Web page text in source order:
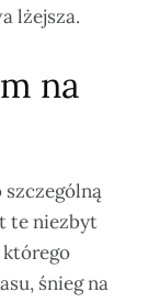
lżejsza.
na
te niezbyt
śnieg na